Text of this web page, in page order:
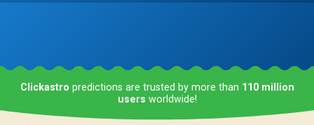
Clickastro predictions are trusted by more than 110 million
users worldwide!